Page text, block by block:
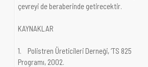
çevreyi de beraberinde getirecektir.
KAYNAKLAR
1. Polistren Üreticileri Derneği, ‘TS 825
Programı, 2002.